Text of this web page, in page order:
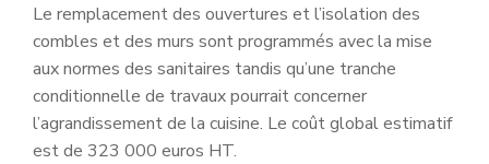
Le remplacement des ouvertures et l’isolation des
combles et des murs sont programmés avec la mise
aux normes des sanitaires tandis qu’une tranche
conditionnelle de travaux pourrait concerner
l’agrandissement de la cuisine. Le coût global estimatif
est de 323 000 euros HT.